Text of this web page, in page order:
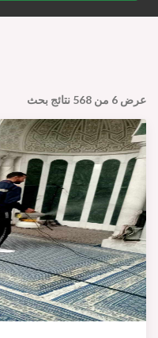
عرض 6 من 568 نتائج بحث